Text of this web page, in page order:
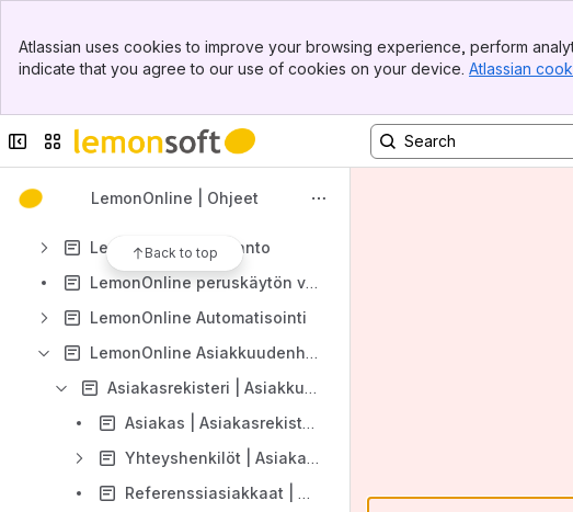
Top Bar
Sidebar
Atlassian uses cookies to improve your browsing experience, perform
indicate that you agree to our use of cookies on your device. Atlassian
Collapse sidebar
Switch sites or apps
LemonOnline | Ohjeet
Back to top
LemonTime ohje
Lemonsoft Asiakaspalvelu
Content
Results will update as you type.
LemonOnline Johdanto
LemonOnline peruskäytön videot
LemonOnline Automatisointi
LemonOnline Asiakkuudenhallinta
Asiakasrekisteri | Asiakkuudenhallinta
Asiakas | Asiakasrekisteri
Yhteyshenkilöt | Asiakasrekisteri
Referenssiasiakkaat | Asiakasrekisteri